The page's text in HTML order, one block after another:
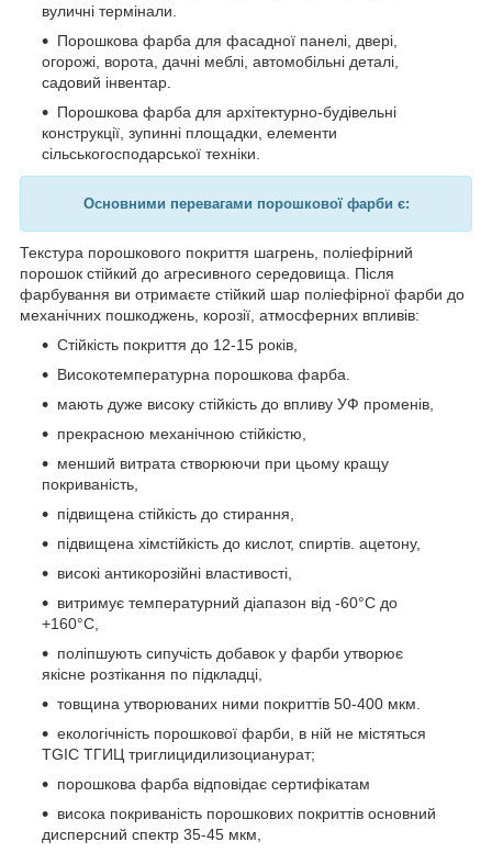
вуличні термінали.
Порошкова фарба для фасадної панелі, двері,
огорожі, ворота, дачні меблі, автомобільні деталі,
садовий інвентар.
Порошкова фарба для архітектурно-будівельні
конструкції, зупинні площадки, елементи
сільськогосподарської техніки.
Основними перевагами порошкової фарби є:
Текстура порошкового покриття шагрень, поліефірний
порошок стійкий до агресивного середовища. Після
фарбування ви отримаєте стійкий шар поліефірної фарби до
механічних пошкоджень, корозії, атмосферних впливів:
Стійкість покриття до 12-15 років,
Високотемпературна порошкова фарба.
мають дуже високу стійкість до впливу УФ променів,
прекрасною механічною стійкістю,
менший витрата створюючи при цьому кращу
покриваність,
підвищена стійкість до стирання,
підвищена хімстійкість до кислот, спиртів. ацетону,
високі антикорозійні властивості,
витримує температурний діапазон від -60°С до
+160°С,
поліпшують сипучість добавок у фарби утворює
якісне розтікання по підкладці,
товщина утворюваних ними покриттів 50-400 мкм.
екологічність порошкової фарби, в ній не містяться
TGIC ТГИЦ триглицидилизоцианурат;
порошкова фарба відповідає сертифікатам
висока покриваність порошкових покриттів основний
дисперсний спектр 35-45 мкм,